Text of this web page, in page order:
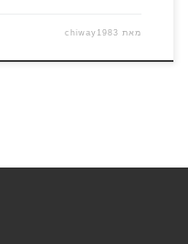
מאת chiway1983